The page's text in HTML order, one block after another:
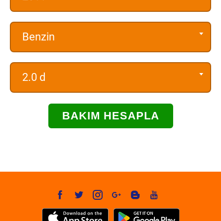
Benzin
2.0 d
BAKIM HESAPLA